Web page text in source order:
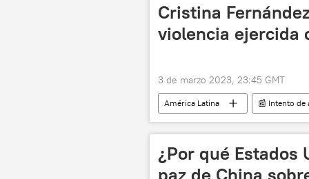
Cristina
violencia ejercida
3 de marzo 2023, 23:45 GMT
América Latina
📰 Intento de
Cristina Fernández de Kirchner
¿Por qué Estados